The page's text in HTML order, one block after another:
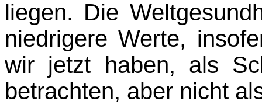
liegen. Die
niedrigere Werte,
wir jetzt haben, als
betrachten, aber nicht